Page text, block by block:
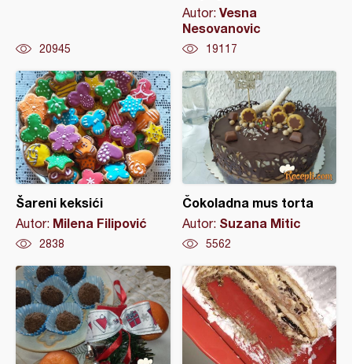
20945
Autor: Vesna
Nesovanovic
19117
Šareni keksići
Autor: Milena Filipović
2838
Čokoladna mus torta
Autor: Suzana Mitic
5562